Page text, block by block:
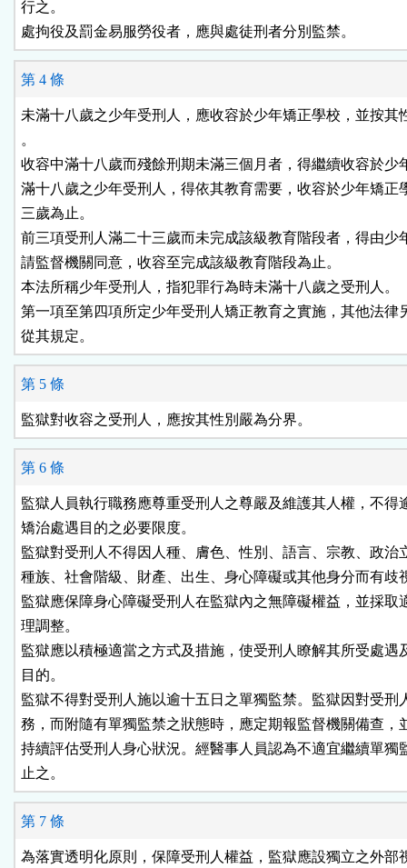
行之。
處拘役及罰金易服勞役者，應與處徒刑者分別監禁。
第 4 條
未滿十八歲之少年受刑人，應收容於少年矯正學校，並按其
。
收容中滿十八歲而殘餘刑期未滿三個月者，得繼續收容於少
滿十八歲之少年受刑人，得依其教育需要，收容於少年矯正
三歲為止。
前三項受刑人滿二十三歲而未完成該級教育階段者，得由少
請監督機關同意，收容至完成該級教育階段為止。
本法所稱少年受刑人，指犯罪行為時未滿十八歲之受刑人。
第一項至第四項所定少年受刑人矯正教育之實施，其他法律
從其規定。
第 5 條
監獄對收容之受刑人，應按其性別嚴為分界。
第 6 條
監獄人員執行職務應尊重受刑人之尊嚴及維護其人權，不得
矯治處遇目的之必要限度。
監獄對受刑人不得因人種、膚色、性別、語言、宗教、政治
種族、社會階級、財產、出生、身心障礙或其他身分而有歧
監獄應保障身心障礙受刑人在監獄內之無障礙權益，並採取
理調整。
監獄應以積極適當之方式及措施，使受刑人瞭解其所受處遇
目的。
監獄不得對受刑人施以逾十五日之單獨監禁。監獄因對受刑
務，而附隨有單獨監禁之狀態時，應定期報監督機關備查，
持續評估受刑人身心狀況。經醫事人員認為不適宜繼續單獨
止之。
第 7 條
為落實透明化原則，保障受刑人權益，監獄應設獨立之外部